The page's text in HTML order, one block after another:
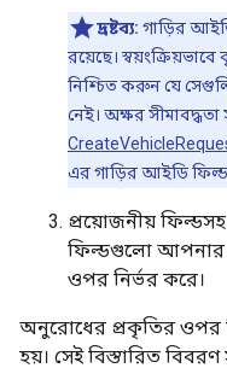
দ্রষ্টব্য: গাড়ির আইডি
রয়েছে।
নিশ্চিত করুন যে
নেই। অক্ষর সীমাবদ্ধতা
এর গাড়ির আইডি
প্রয়োজনীয় ফিল্ডসহ
ফিল্ডগুলো আপনার
ওপর নির্ভর করে।
অনুরোধের প্রকৃতির ওপর
হয়। সেই বিস্তারিত বিবরণ